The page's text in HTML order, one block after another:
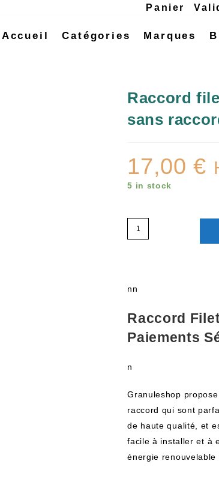
Panier
Accueil Catégories Marques
Raccord
sans
17,00€
5 in stock
nn
Raccord
Paiements
n
Granuleshop
raccord qui sont
de haute qualité, et
facile à installer et à
énergie renouvelable